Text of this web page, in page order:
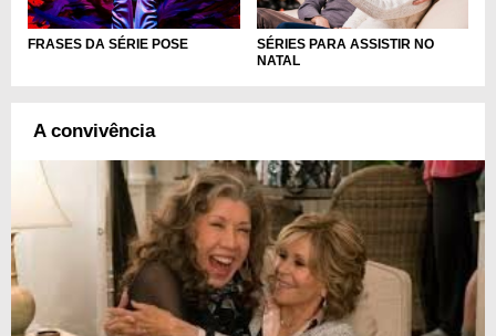
FRASES DA SÉRIE POSE
SÉRIES PARA ASSISTIR NO
NATAL
A convivência